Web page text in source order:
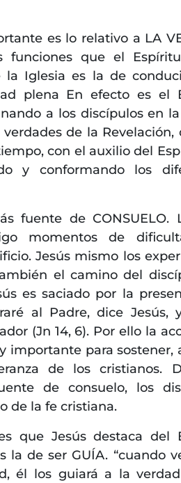
es lo relativo a LA
funciones que el
la Iglesia es la de
plena En efecto es el
a los discípulos en
de la Revelación,
con el auxilio del
y conformando los
fuente de CONSUELO.
momentos de
Jesús mismo los
el camino del
es saciado por la
al Padre, dice Jesús,
(Jn 14, 6). Por ello la
importante para sostener,
de los cristianos.
de consuelo, los
de la fe cristiana.
que Jesús destaca del
la de ser GUÍA. “cuando
él los guiará a la